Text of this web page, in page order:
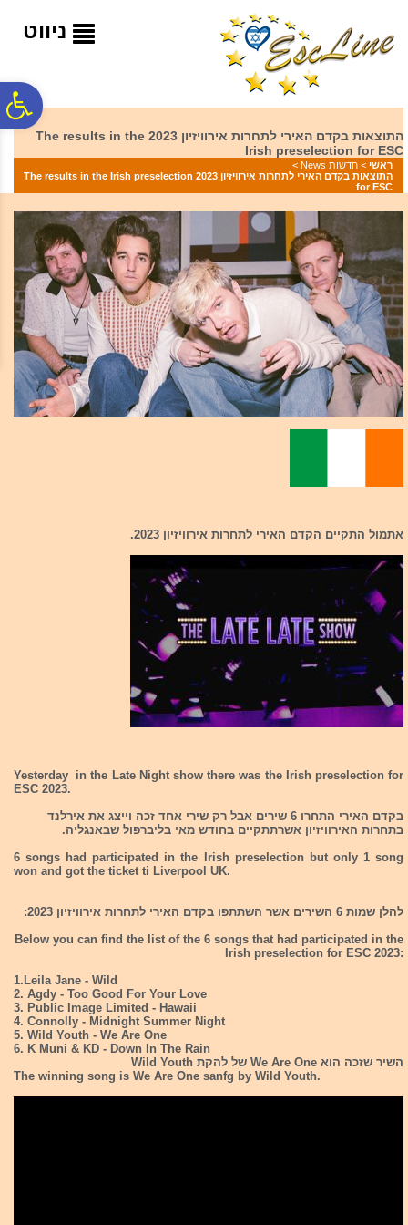
המרכזי
ניווט
התוצאות בקדם האירי לתחרות אירוויזיון 2023 The results in the
Irish preselection for ESC
ראשי > חדשות News
>
התוצאות בקדם האירי לתחרות אירוויזיון 2023 The results in the Irish preselection
for ESC
אתמול התקיים הקדם האירי לתחרות אירוויזיון 2023.
Yesterday in the Late Night show there was the Irish preselection for
ESC 2023.
בקדם האירי התחרו 6 שירים אבל רק שירי אחד זכה וייצג את אירלנד
בתחרות האירוויזיון אשרתתקיים בחודש מאי בליברפול שבאנגליה.
6 songs had participated in the Irish preselection but only 1 song
won and got the ticket ti Liverpool UK.
להלן שמות 6 השירים אשר השתתפו בקדם האירי לתחרות אירוויזיון 2023:
Below you can find the list of the 6 songs that had participated in the
Irish preselection for ESC 2023:
1.Leila Jane - Wild
2. Agdy - Too Good For Your Love
3. Public Image Limited - Hawaii
4. Connolly - Midnight Summer Night
5. Wild Youth - We Are One
6. K Muni & KD - Down In The Rain
השיר שזכה הוא We Are One של להקת Wild Youth
The winning song is We Are One sanfg by Wild Youth.